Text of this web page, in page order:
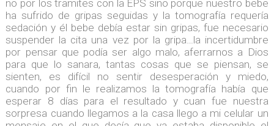
no por los tramites con la EPS sino porque nuestro bebe
ha sufrido de gripas seguidas y la tomografía requería
sedación y él bebe debía estar sin gripas, fue necesario
suspender la cita una vez por la gripa…la incertidumbre
por pensar que podía ser algo malo, aferrarnos a Dios
para que lo sanara, tantas cosas que se piensan, se
sienten, es difícil no sentir desesperación y miedo,
cuando por fin le realizamos la tomografía había que
esperar 8 días para el resultado y cuan fue nuestra
sorpresa cuando llegamos a la casa llego a mi celular un